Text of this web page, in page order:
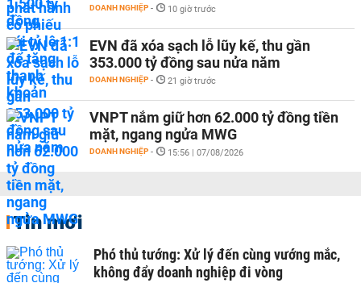
DOANH NGHIỆP - 10 giờ trước
EVN đã xóa sạch lỗ lũy kế, thu gần
353.000 tỷ đồng sau nửa năm
DOANH NGHIỆP - 21 giờ trước
VNPT nắm giữ hơn 62.000 tỷ đồng tiền
mặt, ngang ngửa MWG
DOANH NGHIỆP - 15:56 | 07/08/2026
Tin mới
Phó thủ tướng: Xử lý đến cùng vướng mắc,
không đẩy doanh nghiệp đi vòng